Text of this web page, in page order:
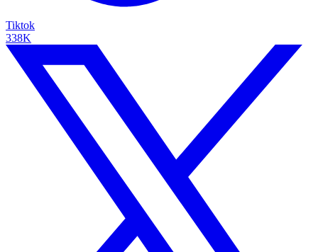
Tiktok
338K